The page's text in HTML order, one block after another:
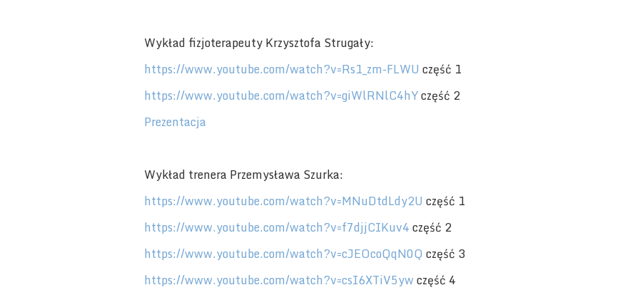
Wykład fizjoterapeuty Krzysztofa Strugały:
https://www.youtube.com/watch?v=Rs1_zm-FLWU część 1
https://www.youtube.com/watch?v=giWlRNlC4hYczęść 2
Prezentacja
Wykład trenera Przemysława Szurka:
https://www.youtube.com/watch?v=MNuDtdLdy2U część 1
https://www.youtube.com/watch?v=f7djjCIKuv4część 2
https://www.youtube.com/watch?v=cJEOcoQqN0Q część 3
https://www.youtube.com/watch?v=csI6XTiV5ywczęść 4